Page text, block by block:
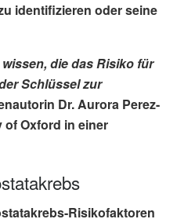
identifizieren oder seine
die das Risiko für
Schlüssel zur
Dr. Aurora Perez-
of Oxford in einer
Risikofaktoren